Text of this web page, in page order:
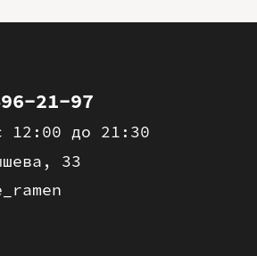
21-97
12:00 до 21:30
33